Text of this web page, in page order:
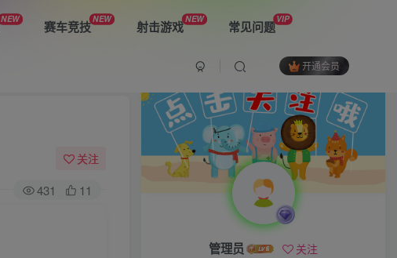
NEW 赛车竞技NEW 射击游戏NEW 常见问题VIP
开通会员
关注
431 11
又一个僵尸塔防 高清版
布兰特爵士的生平和痛苦
管理员 关注